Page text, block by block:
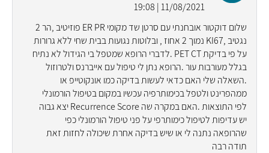
11/08/2021 | 19:08
שלום דוקטור אובחנתי עם סרטן שד מקומי ER PR פוזיטיב ,הר 2
נגטיב ,KI67 נמוך 2 אחוז , ובלוטות נגועות בבית שחי ללא גרורות
על פי בדיקת PET CT .לדברי הרופא שמטפל בי הגידול לא נתיח
בגלל מעורבות עור .הרופא נתן לי טיפול עם אייברנס ולטרוזול
.השאלה שלי האם כדאי לעשות בדיקה כמו אונקוטייפ או
ממהפרינט ולטפל בכימותרפיה עכשיו במקום בטיפול הורמונלי
לפי התוצאות .האם במקרה שה Recurrence Score יצא גבוה
יש עדיפות לטיפול כימותרפי על פני טיפול הורמונלי כפי
שהרופאה נתנה לי או שיש בדיקה אחרת שיכולה לחזות זאת
תודה רבה